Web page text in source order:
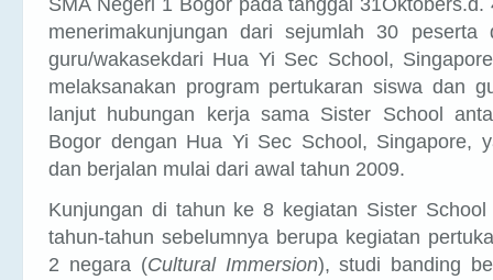
menerimakunjungan dari sejumlah 30 peserta
guru/wakasekdari Hua Yi Sec School,
melaksanakan program pertukaran siswa dan
lanjut hubungan kerja sama Sister School
Bogor dengan Hua Yi Sec School, Singapore,
dan berjalan mulai dari awal tahun 2009.
Kunjungan di tahun ke 8 kegiatan Sister
tahun-tahun sebelumnya berupa kegiatan
2 negara (Cultural Immersion), studi banding
belajar peserta didik di sekolah partner (